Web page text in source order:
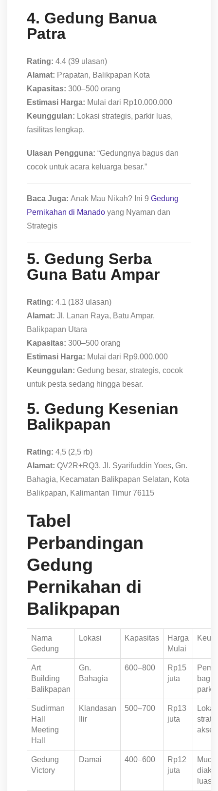
4. Gedung Banua
Patra
Rating: 4.4 (39 ulasan)
Alamat: Prapatan, Balikpapan Kota
Kapasitas: 300–500 orang
Estimasi Harga: Mulai dari Rp10.000.000
Keunggulan: Lokasi strategis, parkir luas,
fasilitas lengkap.
Ulasan Pengguna: “Gedungnya bagus dan
cocok untuk acara keluarga besar.”
Baca Juga: Anak Mau Nikah? Ini 9 Gedung
Pernikahan di Manado yang Nyaman dan
Strategis
5. Gedung Serba
Guna Batu Ampar
Rating: 4.1 (183 ulasan)
Alamat: Jl. Lanan Raya, Batu Ampar,
Balikpapan Utara
Kapasitas: 300–500 orang
Estimasi Harga: Mulai dari Rp9.000.000
Keunggulan: Gedung besar, strategis, cocok
untuk pesta sedang hingga besar.
5. Gedung Kesenian
Balikpapan
Rating: 4,5 (2,5 rb)
Alamat: QV2R+RQ3, Jl. Syarifuddin Yoes, Gn.
Bahagia, Kecamatan Balikpapan Selatan, Kota
Balikpapan, Kalimantan Timur 76115
Tabel
Perbandingan
Gedung
Pernikahan di
Balikpapan
Nama
Gedung
Lokasi Kapasitas
Harga
Mulai
Art
Building
Balikpapan
Gn.
Bahagia
600–800
Rp15
juta
Sudirman
Hall
Meeting
Hall
Klandasan
Ilir
500–700
Rp13
juta
Gedung
Victory
Damai 400–600
Rp12
juta
luas